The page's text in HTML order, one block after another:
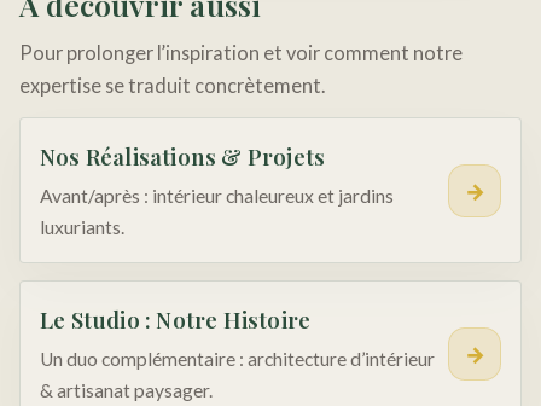
Pour prolonger l’inspiration et voir comment notre
expertise se traduit concrètement.
Nos Réalisations & Projets
Avant/après : intérieur chaleureux et jardins
luxuriants.
→
Le Studio : Notre Histoire
Un duo complémentaire : architecture d’intérieur
& artisanat paysager.
→